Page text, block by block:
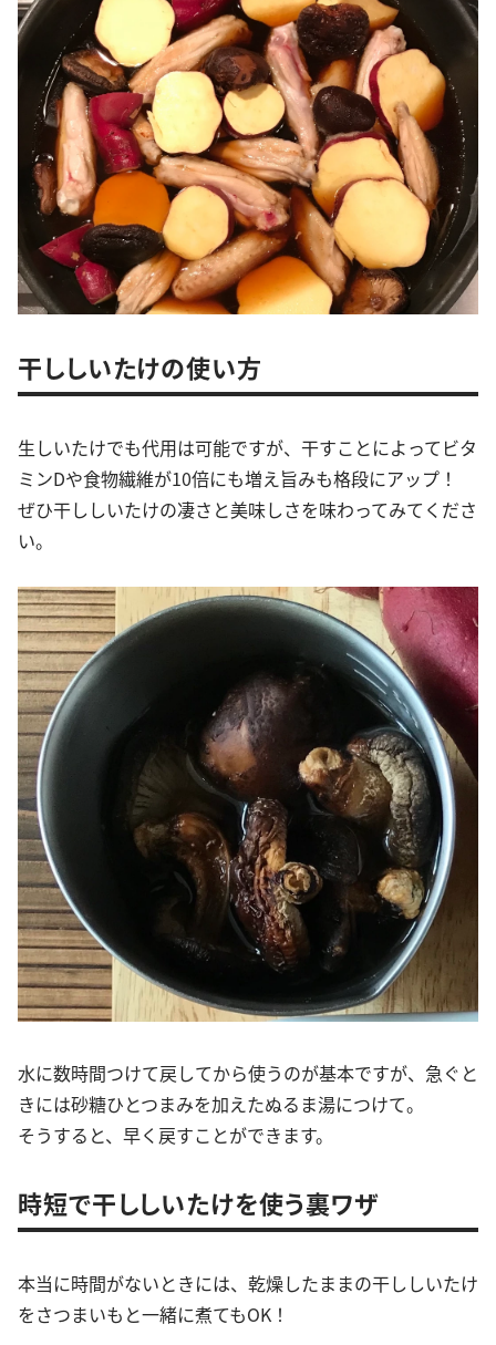
干ししいたけの使い方
生しいたけでも代用は可能ですが、干すことによってビタ
ミンDや食物繊維が10倍にも増え旨みも格段にアップ！
ぜひ干ししいたけの凄さと美味しさを味わってみてくださ
い。
水に数時間つけて戻してから使うのが基本ですが、急ぐと
きには砂糖ひとつまみを加えたぬるま湯につけて。
そうすると、早く戻すことができます。
時短で干ししいたけを使う裏ワザ
本当に時間がないときには、乾燥したままの干ししいたけ
をさつまいもと一緒に煮てもOK！